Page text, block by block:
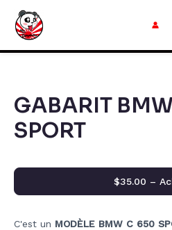
GABARIT
SPORT
C'est un MODÈLE BMW C 650
$35.00 –